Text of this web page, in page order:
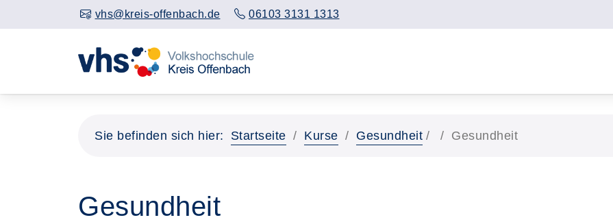
vhs@kreis-offenbach.de 06103 3131 1313
Sie befinden sich hier: Startseite Kurse Gesundheit Gesundheit
Gesundheit